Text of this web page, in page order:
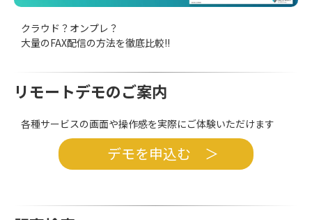
クラウド？オンプレ？
大量のFAX配信の方法を徹底比較!!
リモートデモのご案内
各種サービスの画面や操作感を実際にご体験いただけます
デモを申込む ＞